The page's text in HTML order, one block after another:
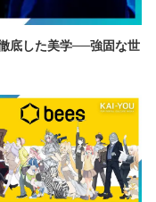
底した美学──強固な世